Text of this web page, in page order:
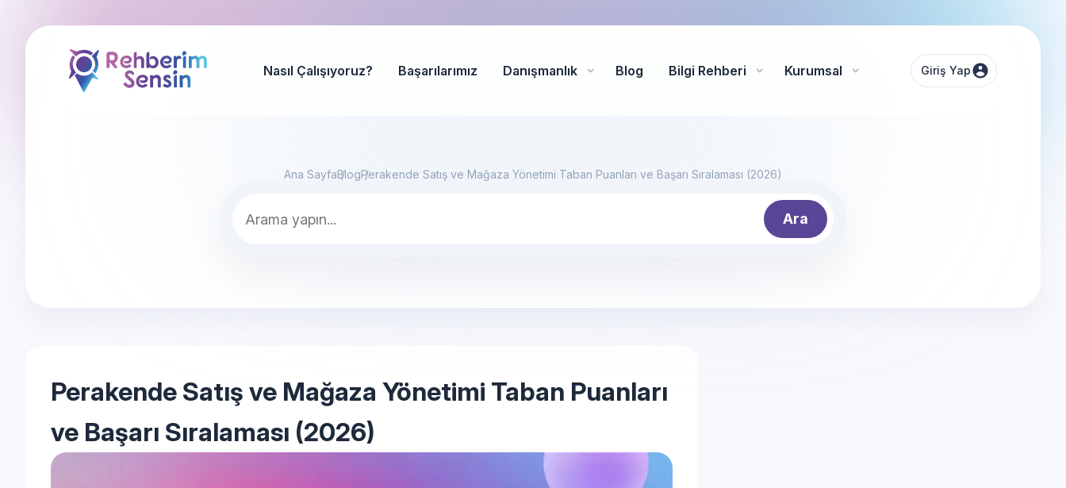
Nasıl Çalışıyoruz? Başarılarımız Danışmanlık Blog Bilgi Rehberi Kurumsal Giriş Yap
Ana SayfaBlogPerakende Satış ve Mağaza Yönetimi Taban Puanları ve Başarı Sıralaması (2026)
Ara
Perakende Satış ve Mağaza Yönetimi Taban Puanları
ve Başarı Sıralaması (2026)